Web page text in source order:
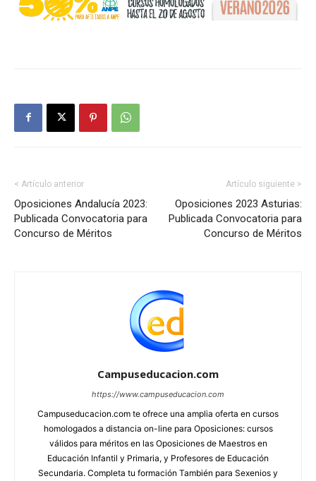
< Artículo anterior
Oposiciones Andalucía 2023:
Publicada Convocatoria para
Concurso de Méritos
Artículo siguiente >
Oposiciones 2023 Asturias:
Publicada Convocatoria para
Concurso de Méritos
Campuseducacion.com
https://www.campuseducacion.com
Campuseducacion.com te ofrece una amplia oferta en cursos
homologados a distancia on-line para Oposiciones: cursos
válidos para méritos en las Oposiciones de Maestros en
Educación Infantil y Primaria, y Profesores de Educación
Secundaria. Completa tu formación También para Sexenios y